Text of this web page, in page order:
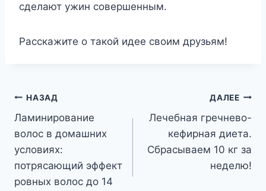
сделают ужин совершенным.
Расскажите о такой идее своим друзьям!
Навигация
по
записям
НАЗАД
Ламинирование
волос в домашних
условиях:
потрясающий эффект
ровных волос до 14
ДАЛЕЕ
Лечебная гречнево-
кефирная диета.
Сбрасываем 10 кг за
неделю!